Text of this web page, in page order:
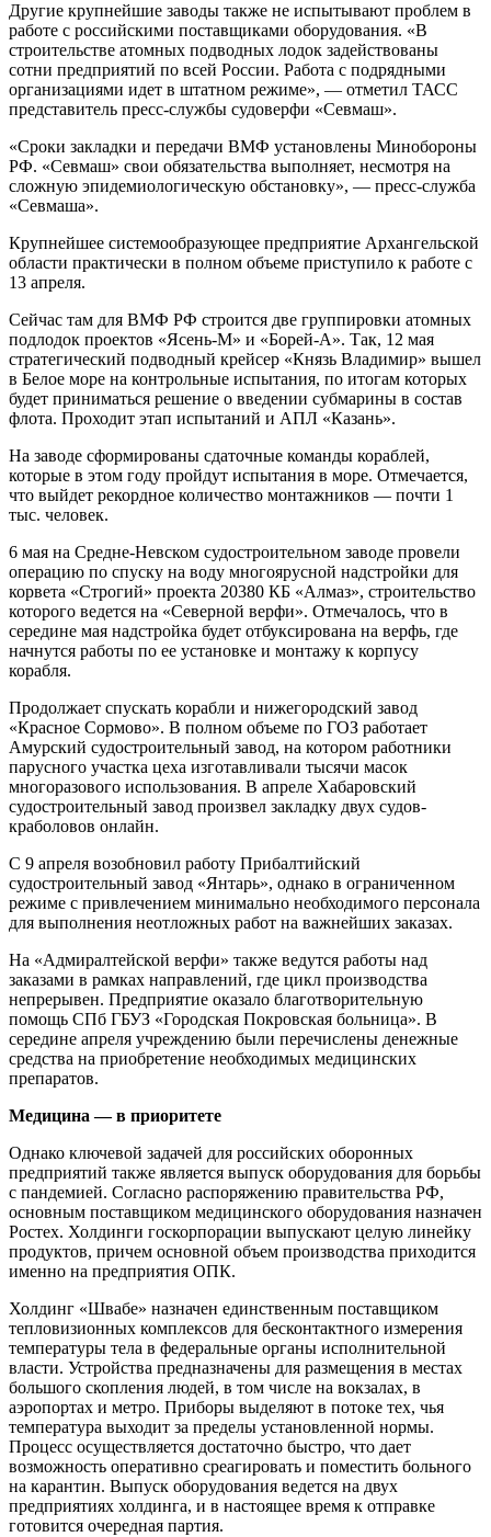
Другие крупнейшие заводы также не испытывают проблем в
работе с российскими поставщиками оборудования. «В
строительстве атомных подводных лодок задействованы
сотни предприятий по всей России. Работа с подрядными
организациями идет в штатном режиме», — отметил ТАСС
представитель пресс-службы судоверфи «Севмаш».
«Сроки закладки и передачи ВМФ установлены Минобороны
РФ. «Севмаш» свои обязательства выполняет, несмотря на
сложную эпидемиологическую обстановку», — пресс-служба
«Севмаша».
Крупнейшее системообразующее предприятие Архангельской
области практически в полном объеме приступило к работе с
13 апреля.
Сейчас там для ВМФ РФ строится две группировки атомных
подлодок проектов «Ясень-М» и «Борей-А». Так, 12 мая
стратегический подводный крейсер «Князь Владимир» вышел
в Белое море на контрольные испытания, по итогам которых
будет приниматься решение о введении субмарины в состав
флота. Проходит этап испытаний и АПЛ «Казань».
На заводе сформированы сдаточные команды кораблей,
которые в этом году пройдут испытания в море. Отмечается,
что выйдет рекордное количество монтажников — почти 1
тыс. человек.
6 мая на Средне-Невском судостроительном заводе провели
операцию по спуску на воду многоярусной надстройки для
корвета «Строгий» проекта 20380 КБ «Алмаз», строительство
которого ведется на «Северной верфи». Отмечалось, что в
середине мая надстройка будет отбуксирована на верфь, где
начнутся работы по ее установке и монтажу к корпусу
корабля.
Продолжает спускать корабли и нижегородский завод
«Красное Сормово». В полном объеме по ГОЗ работает
Амурский судостроительный завод, на котором работники
парусного участка цеха изготавливали тысячи масок
многоразового использования. В апреле Хабаровский
судостроительный завод произвел закладку двух судов-
краболовов онлайн.
С 9 апреля возобновил работу Прибалтийский
судостроительный завод «Янтарь», однако в ограниченном
режиме с привлечением минимально необходимого персонала
для выполнения неотложных работ на важнейших заказах.
На «Адмиралтейской верфи» также ведутся работы над
заказами в рамках направлений, где цикл производства
непрерывен. Предприятие оказало благотворительную
помощь СПб ГБУЗ «Городская Покровская больница». В
середине апреля учреждению были перечислены денежные
средства на приобретение необходимых медицинских
препаратов.
Медицина — в приоритете
Однако ключевой задачей для российских оборонных
предприятий также является выпуск оборудования для борьбы
с пандемией. Согласно распоряжению правительства РФ,
основным поставщиком медицинского оборудования назначен
Ростех. Холдинги госкорпорации выпускают целую линейку
продуктов, причем основной объем производства приходится
именно на предприятия ОПК.
Холдинг «Швабе» назначен единственным поставщиком
тепловизионных комплексов для бесконтактного измерения
температуры тела в федеральные органы исполнительной
власти. Устройства предназначены для размещения в местах
большого скопления людей, в том числе на вокзалах, в
аэропортах и метро. Приборы выделяют в потоке тех, чья
температура выходит за пределы установленной нормы.
Процесс осуществляется достаточно быстро, что дает
возможность оперативно среагировать и поместить больного
на карантин. Выпуск оборудования ведется на двух
предприятиях холдинга, и в настоящее время к отправке
готовится очередная партия.